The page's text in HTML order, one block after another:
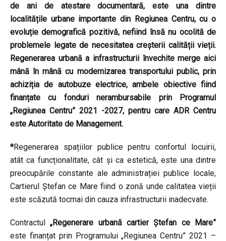
de ani de atestare documentară, este una dintre
localitățile urbane importante din Regiunea Centru, cu o
evoluție demografică pozitivă, nefiind însă nu ocolită de
problemele legate de necesitatea creșterii calității vieții.
Regenerarea urbană a infrastructurii învechite merge aici
mână în mână cu modernizarea transportului public, prin
achiziția de autobuze electrice, ambele obiective fiind
finanțate cu fonduri nerambursabile prin Programul
„Regiunea Centru” 2021 -2027, pentru care ADR Centru
este Autoritate de Management.
*Regenerarea spațiilor publice pentru confortul locuirii,
atât ca funcționalitate, cât și ca estetică, este una dintre
preocupările constante ale administrației publice locale,
Cartierul Ștefan ce Mare fiind o zonă unde calitatea vieții
este scăzută tocmai din cauza infrastructurii inadecvate.
Contractul„Regenerare urbană cartier Ștefan ce Mare”
este finanțat prin Programului „Regiunea Centru” 2021 –